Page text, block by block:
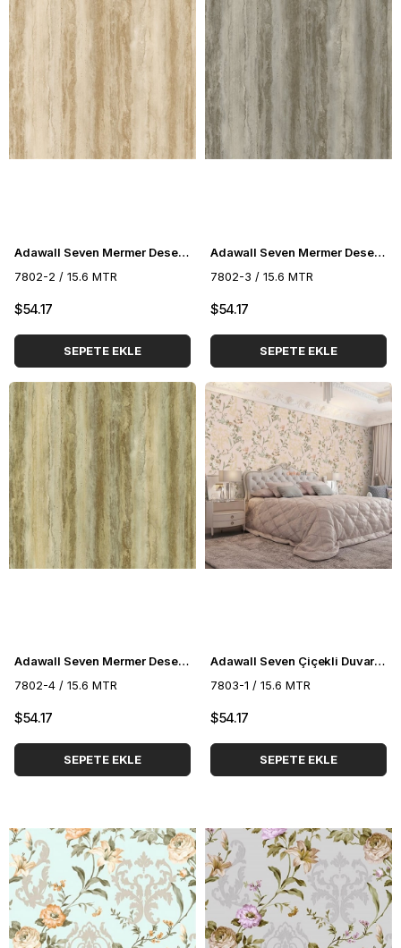
Adawall Seven Mermer Desenli Duvar Kağıdı 7802-2
7802-2 / 15.6 MTR
$54.17
SEPETE EKLE
Adawall Seven Mermer Desenli Duvar Kağıdı 7802-3
7802-3 / 15.6 MTR
$54.17
SEPETE EKLE
Adawall Seven Mermer Desenli Duvar Kağıdı 7802-4
7802-4 / 15.6 MTR
$54.17
SEPETE EKLE
Adawall Seven Çiçekli Duvar Kağıdı 7803-1
7803-1 / 15.6 MTR
$54.17
SEPETE EKLE